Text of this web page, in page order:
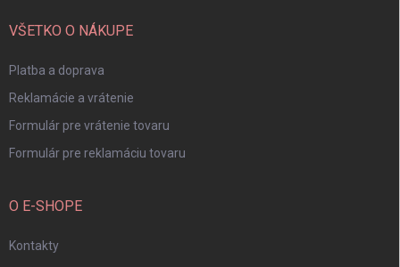
VŠETKO O NÁKUPE
Platba a doprava
Reklamácie a vrátenie
Formulár pre vrátenie tovaru
Formulár pre reklamáciu tovaru
O E-SHOPE
Kontakty